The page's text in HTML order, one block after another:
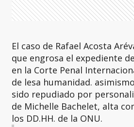
El caso de Rafael Acosta
que engrosa el expediente
en la Corte Penal
de lesa humanidad.
sido repudiado por
de Michelle Bachelet, alta
los DD.HH. de la ONU.